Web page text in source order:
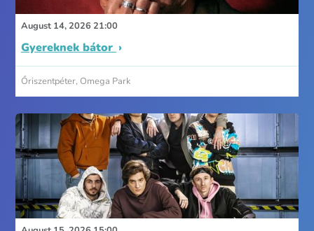
August 14, 2026 21:00
Gyereknek bátor
Őriszentpéter, Omega Park